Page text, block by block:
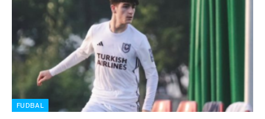
FUDBAL